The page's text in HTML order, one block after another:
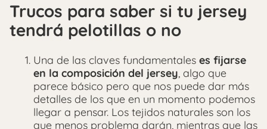
Trucos para saber si tu jersey
tendrá pelotillas o no
Una de las claves fundamentales es fijarse
en la composición del jersey, algo que
parece básico pero que nos puede dar más
detalles de los que en un momento podemos
llegar a pensar. Los tejidos naturales son los
que menos problema darán, mientras que las